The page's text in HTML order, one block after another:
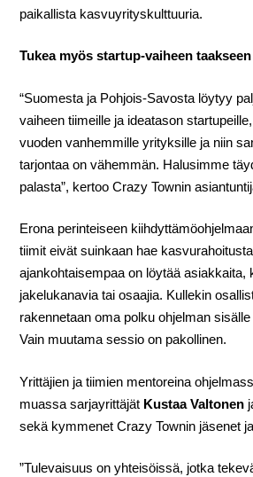
paikallista kasvuyrityskulttuuria.
Tukea myös startup-vaiheen
“Suomesta ja Pohjois-Savosta löytyy
vaiheen tiimeille ja ideatason
vuoden vanhemmille yrityksille ja niin
tarjontaa on vähemmän. Halusimme
palasta”, kertoo Crazy Townin
Erona perinteiseen
tiimit eivät suinkaan hae
ajankohtaisempaa on löytää asiakkaita,
jakelukanavia tai osaajia. Kullekin
rakennetaan oma polku ohjelman
Vain muutama sessio on pakollinen.
Yrittäjien ja tiimien mentoreina
muassa sarjayrittäjät Kustaa Valtonen
sekä kymmenet Crazy Townin jäsenet
”Tulevaisuus on yhteisöissä, jotka